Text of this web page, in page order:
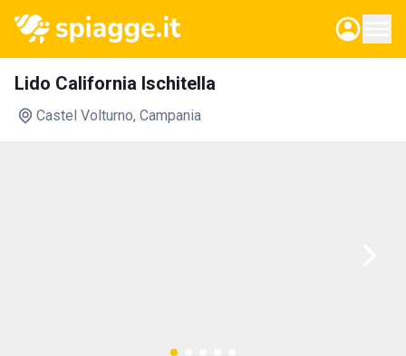
Lido California Ischitella
Castel Volturno, Campania